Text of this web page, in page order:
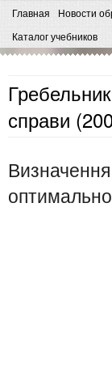
Главная Новости
Каталог учебников
справи